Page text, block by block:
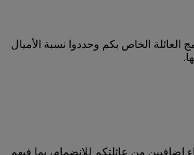
العائلة الخاص بكم وحددوا نسبة الأميال
دعوة نحو 7 أعضاء إضافيين من عائلتكم للانضمام، بما فيهم